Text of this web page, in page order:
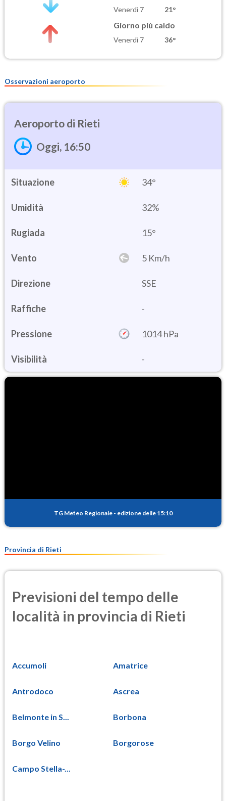
Venerdì 7 21°
Giorno più caldo
Venerdì 7 36°
Osservazioni aeroporto
Rieti
Oggi, 16:50
Situazione 34°
Umidità 32%
15°
Vento 5 Km/h
Direzione SSE
Raffiche -
Pressione 1014 hPa
Visibilità -
TG Meteo Regionale - edizione delle 15:10
Provincia di Rieti
Previsioni del tempo delle
località in provincia di Rieti
Accumoli Amatrice
Antrodoco Ascrea
Belmonte in S... Borbona
Borgo Velino Borgorose
Campo Stella-...